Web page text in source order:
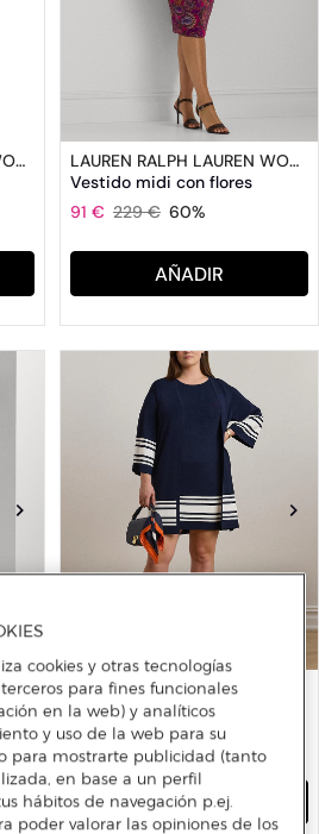
LAUREN RALPH LAUREN WOMAN
LAUREN RALPH LAUREN WOMAN
Vestido midi con flores
91 € 229 € 60%
AÑADIR
LAUREN RALPH LAUREN WOMAN
Cárdigan de mujer talla
grande largo con cenefas
119 € 299 € 60%
AÑADIR
cookies y otras tecnologías
para fines funcionales
en la web) y analíticos
y uso de la web para su
para mostrarte publicidad (tanto
en base a un perfil
hábitos de navegación p.ej.
poder valorar las opiniones de los